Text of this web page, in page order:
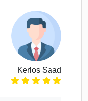
Kerlos Saad